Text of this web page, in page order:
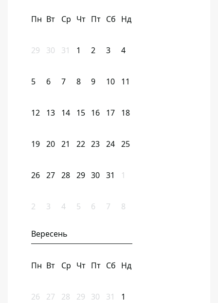
Пн Вт Ср Чт Пт Сб Нд
29 30 31 1 2 3 4
5 6 7 8 9 10 11
12 13 14 15 16 17 18
19 20 21 22 23 24 25
26 27 28 29 30 31 1
2 3 4 5 6 7 8
Вересень
Пн Вт Ср Чт Пт Сб Нд
26 27 28 29 30 31 1